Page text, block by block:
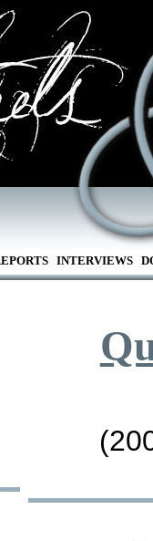
INTERVIEWS